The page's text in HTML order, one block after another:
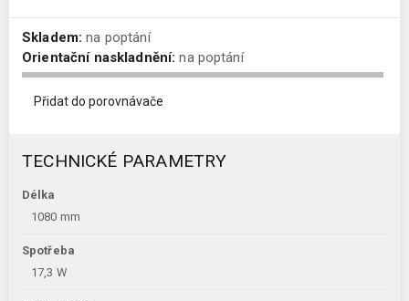
Skladem: na poptání
Orientační naskladnění: na poptání
Přidat do porovnávače
TECHNICKÉ PARAMETRY
Délka
1080 mm
Spotřeba
17,3 W